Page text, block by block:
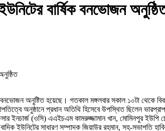
বার্ষিক বনভোজন
বনভোজন অনুষ্টিত হয়েছে। গতকাল মঙ্গলবার সকাল ১০টা
অনুষ্ঠানে প্রধান অতিথি হিসেবে উপস্থিত ছিলেন
ইনচার্জ (ওসি) এএইচএম কামরুজ্জামান খান, মোমিনপুর ইউপি
ইউনিটের সাধারণ সম্পাদক জিয়াউর রহমান, সহ-সভাপতি